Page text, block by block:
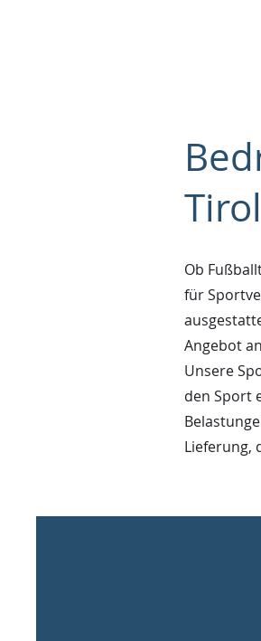
Ob
für
Angebot
Unsere
den Sport
Lieferung,